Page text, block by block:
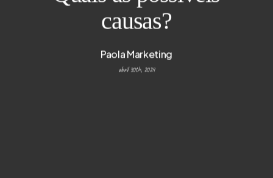
causas?
Paola Marketing
abril 30th, 2024